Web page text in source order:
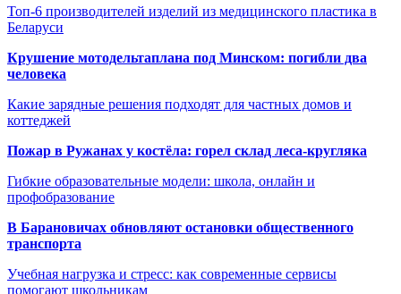
Топ-6 производителей изделий из медицинского пластика в
Беларуси
Крушение мотодельтаплана под Минском: погибли два
человека
Какие зарядные решения подходят для частных домов и
коттеджей
Пожар в Ружанах у костёла: горел склад леса-кругляка
Гибкие образовательные модели: школа, онлайн и
профобразование
В Барановичах обновляют остановки общественного
транспорта
Учебная нагрузка и стресс: как современные сервисы
помогают школьникам